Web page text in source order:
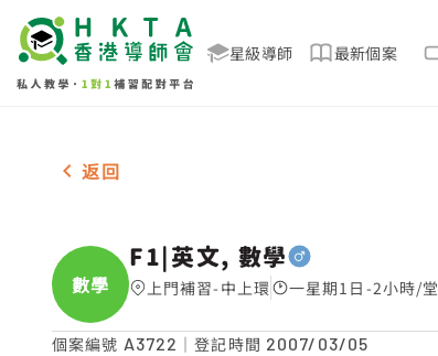
星級導師 最新個案
男-1名 F1|英文, 數學，中上環 補習推介
返回
數學
F1|英文, 數學
上門補習-中上環 一星期1日-2小時/堂
個案編號 A3722 ｜登記時間 2007/03/05